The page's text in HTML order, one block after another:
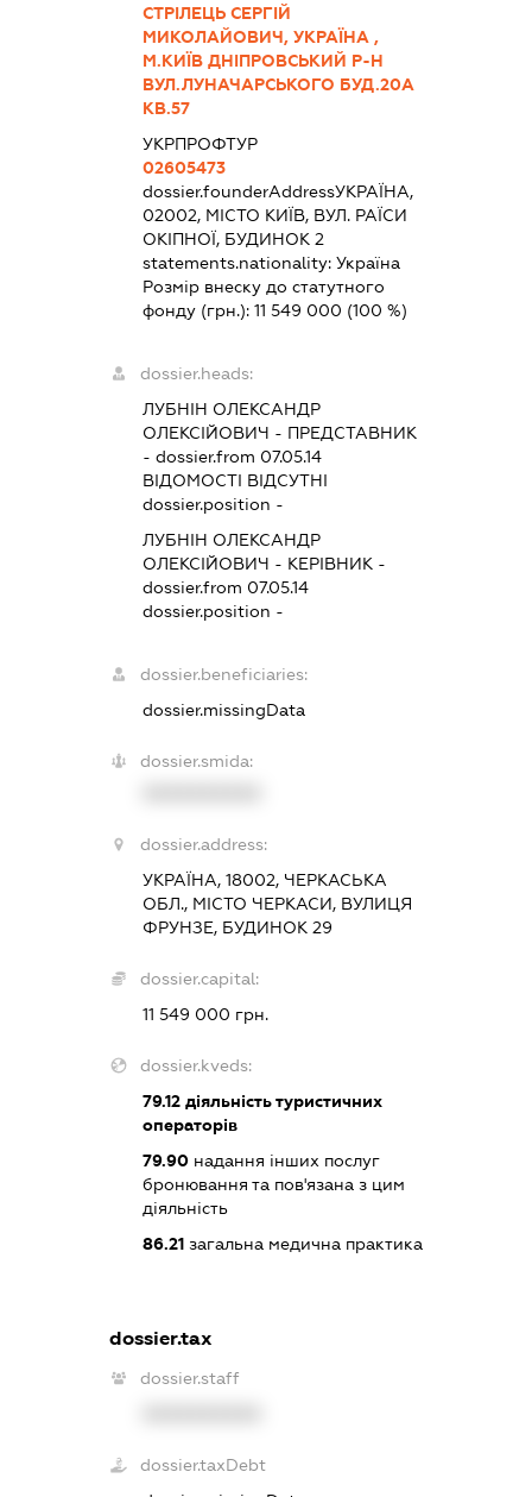
СТРІЛЕЦЬ СЕРГІЙ
МИКОЛАЙОВИЧ, УКРАЇНА ,
М.КИЇВ ДНІПРОВСЬКИЙ Р-Н
ВУЛ.ЛУНАЧАРСЬКОГО БУД.20А
КВ.57
УКРПРОФТУР
02605473
dossier.founderAddressУКРАЇНА,
02002, МІСТО КИЇВ, ВУЛ. РАЇСИ
ОКІПНОЇ, БУДИНОК 2
statements.nationality: Україна
Розмір внеску до статутного
фонду (грн.): 11 549 000 (100 %)
dossier.heads:
ЛУБНІН ОЛЕКСАНДР
ОЛЕКСІЙОВИЧ - ПРЕДСТАВНИК
- dossier.from 07.05.14
ВІДОМОСТІ ВІДСУТНІ
dossier.position -
ЛУБНІН ОЛЕКСАНДР
ОЛЕКСІЙОВИЧ - КЕРІВНИК -
dossier.from 07.05.14
dossier.position -
dossier.beneficiaries:
dossier.missingData
dossier.smida:
dossier.address:
УКРАЇНА, 18002, ЧЕРКАСЬКА
ОБЛ., МІСТО ЧЕРКАСИ, ВУЛИЦЯ
ФРУНЗЕ, БУДИНОК 29
dossier.capital:
11 549 000 грн.
dossier.kveds:
79.12діяльність туристичних
операторів
79.90надання інших послуг
бронювання та пов'язана з цим
діяльність
86.21загальна медична практика
dossier.tax
dossier.staff
dossier.taxDebt